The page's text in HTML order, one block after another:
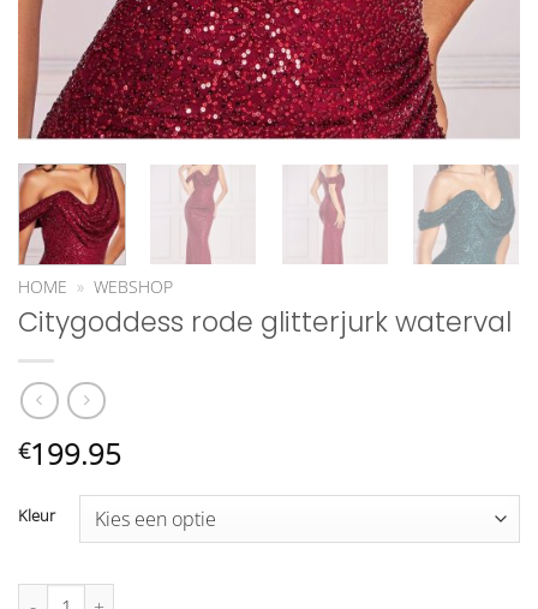
HOME » WEBSHOP
Citygoddess rode glitterjurk waterval
€199.95
Kleur
Citygoddess rode glitterjurk waterval aantal